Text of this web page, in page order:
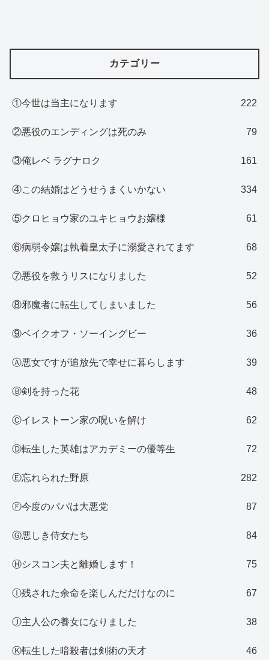
カテゴリー
①今世は当主になります 222
②悪役のエンディングは死のみ 79
③俺レベ ラグナロク 161
④この結婚はどうせうまくいかない 334
⑤クロヒョウ家のユキヒョウお嬢様 61
⑥病弱令嬢は執着皇太子に溺愛されてます 68
⑦悪役を救うリスになりました 52
⑧邪魔者に転生してしまいました 56
⑨ベイクオフ・ソーイングビー 36
Ⓐ悪女ですが追放先で幸せに暮らします 39
Ⓑ剣を持った花 48
Ⓒイレストーン家の呪いを解け 62
Ⓓ転生した英雄はアカデミーの優等生 72
Ⓔ忘れられた野原 282
Ⓕ今度のパパは大悪党 87
Ⓖ悪しき侍女たち 84
Ⓗシスコン夫と離婚します！ 75
Ⓘ残された余命を楽しんだだけなのに 67
Ⓙ主人公の養女になりました 38
Ⓚ転生した暗殺者は剣術の天才 46